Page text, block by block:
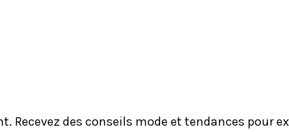
des conseils mode et tendances pour